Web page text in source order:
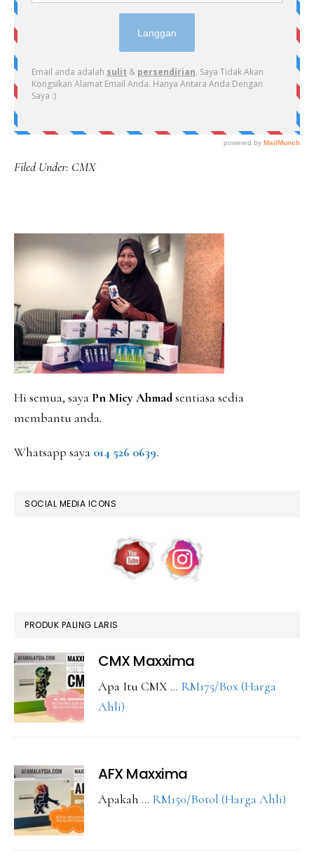
Filed Under: CMX
PRIMARY
SIDEBAR
Hi semua, saya Pn Miey Ahmadsentiasa sedia
membantu anda.
Whatsapp saya 014 526 0639.
SOCIAL MEDIA ICONS
PRODUK PALING LARIS
CMX Maxxima
Apa Itu CMX … RM175/Box (Harga
Ahli)
AFX Maxxima
Apakah … RM150/Botol (Harga Ahli)